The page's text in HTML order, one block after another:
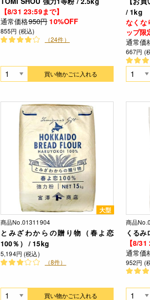
【8/31 23:59まで】
通常価格950円 10%OFF
855円 (税込)
（24件）
買い物かごに入れる
/ 1kg
なくな
ップ限
通常価
667円 (
大型
商品No.01311904
とみざわからの贈り物（春よ恋
100％） / 15kg
5,194円 (税込)
（8件）
買い物かごに入れる
商品
くる
【8/
通常価
952円 (